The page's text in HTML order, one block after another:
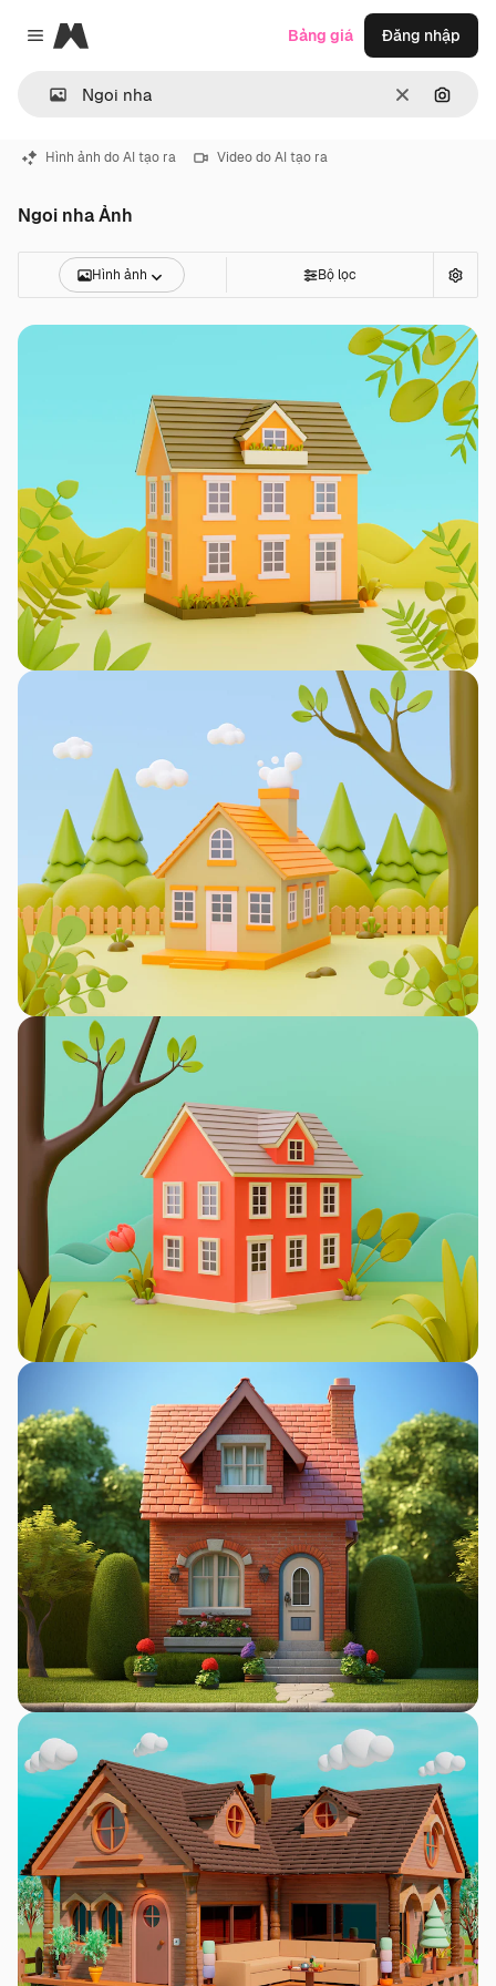
Close menu
Magnific
ThôngTìm
Bảng giá Đăng nhập
Hình ảnh do AI tạo ra Video do AI tạo ra
Ngoi nha Ảnh
Hình ảnh Bộ lọc